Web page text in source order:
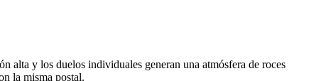
alta y los duelos individuales generan una atmósfera de roces
la misma postal.